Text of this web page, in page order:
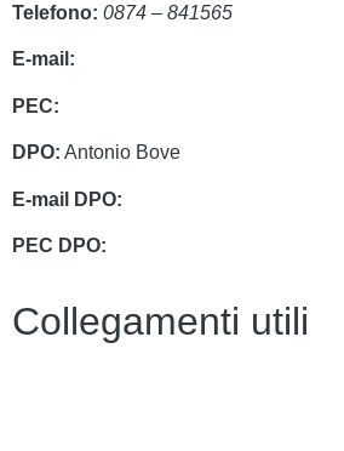
Telefono: 0874 – 841565
E-mail:
PEC:
DPO: Antonio Bove
E-mail DPO:
PEC DPO:
Collegamenti utili